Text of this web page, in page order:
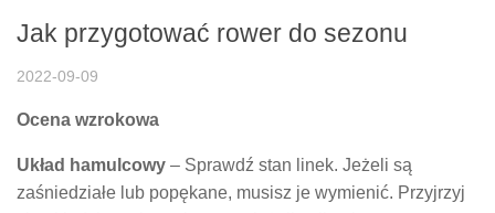
Jak przygotować rower do sezonu
2022-09-09
Ocena wzrokowa
Układ hamulcowy – Sprawdź stan linek. Jeżeli są
zaśniedziałe lub popękane, musisz je wymienić. Przyjrzyj